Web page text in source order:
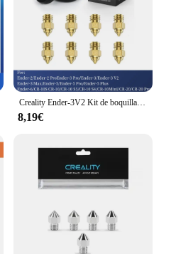
Creality Ender-3V2 Kit de boquillas de alta gama 8 unids/set acero endurecido latón/aleación de cobre alta dureza alta resistencia al desgaste forEnder-3
8,19€